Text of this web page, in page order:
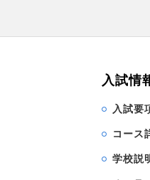
入試情
入試要
コース
学校説